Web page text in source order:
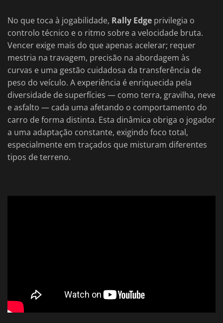
No que toca à jogabilidade, Rally Edge privilegia o
controlo técnico e o ritmo sobre a velocidade bruta.
Vencer exige mais do que apenas acelerar; requer
mestria na travagem, precisão na abordagem às
curvas e uma gestão cuidadosa da transferência de
peso do veículo. A experiência é enriquecida pela
diversidade de superfícies — como terra, gravilha, neve
e asfalto — cada uma afetando o comportamento do
carro de forma distinta. Esta dinâmica obriga o jogador
a uma adaptação constante, exigindo foco total,
especialmente em traçados que misturam diferentes
tipos de terreno.